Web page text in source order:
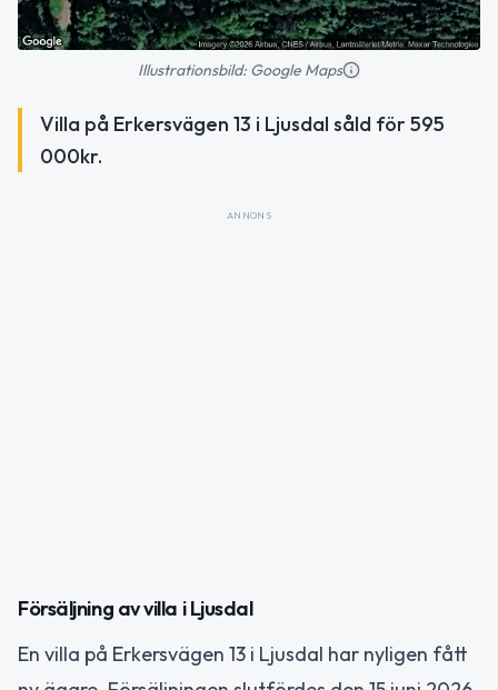
Illustrationsbild: Google Maps
Villa på Erkersvägen 13 i Ljusdal såld för 595
000kr.
ANNONS
Försäljning av villa i Ljusdal
En villa på Erkersvägen 13 i Ljusdal har nyligen fått